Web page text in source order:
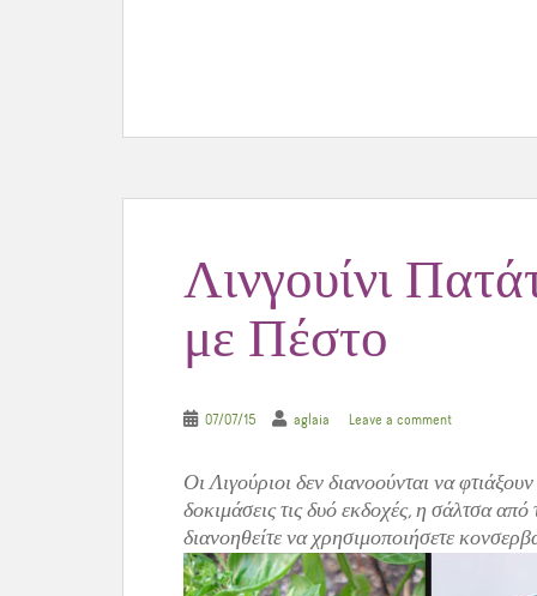
a w
t
Λινγουίνι
με Πέστο
07/07/15 aglaia Leave a comment
Οι Λιγούριοι δεν διανοούνται να
δοκιμάσεις τις δυό εκδοχές, η σάλτσα
διανοηθείτε να χρησιμοποιήσετε